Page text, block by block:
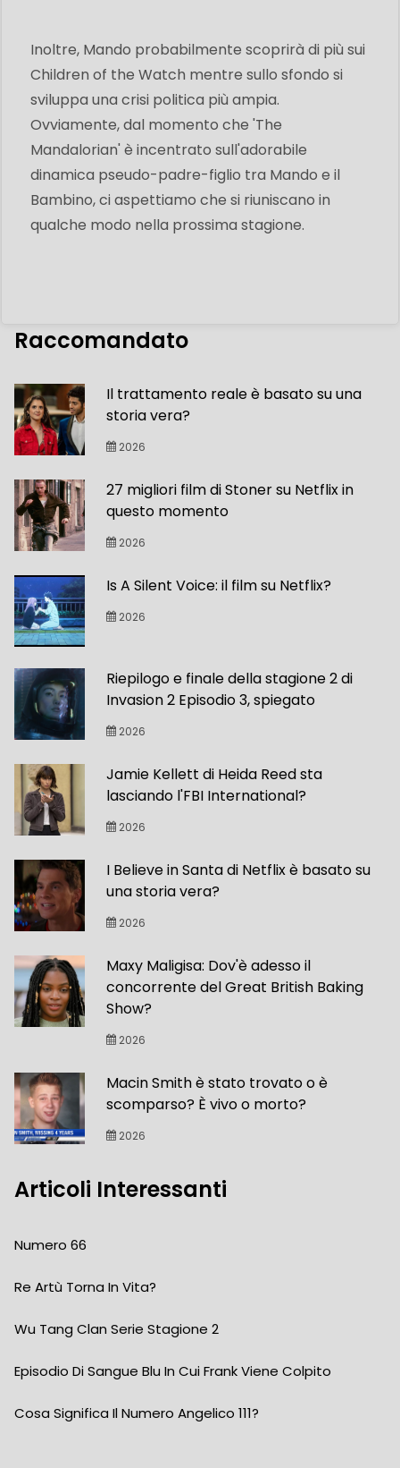
Inoltre, Mando probabilmente scoprirà di più sui
Children of the Watch mentre sullo sfondo si
sviluppa una crisi politica più ampia.
Ovviamente, dal momento che 'The
Mandalorian' è incentrato sull'adorabile
dinamica pseudo-padre-figlio tra Mando e il
Bambino, ci aspettiamo che si riuniscano in
qualche modo nella prossima stagione.
Raccomandato
Il trattamento reale è basato su una
storia vera?
2026
27 migliori film di Stoner su Netflix in
questo momento
2026
Is A Silent Voice: il film su Netflix?
2026
Riepilogo e finale della stagione 2 di
Invasion 2 Episodio 3, spiegato
2026
Jamie Kellett di Heida Reed sta
lasciando l'FBI International?
2026
I Believe in Santa di Netflix è basato su
una storia vera?
2026
Maxy Maligisa: Dov'è adesso il
concorrente del Great British Baking
Show?
2026
Macin Smith è stato trovato o è
scomparso? È vivo o morto?
2026
Articoli Interessanti
Numero 66
Re Artù Torna In Vita?
Wu Tang Clan Serie Stagione 2
Episodio Di Sangue Blu In Cui Frank Viene Colpito
Cosa Significa Il Numero Angelico 111?